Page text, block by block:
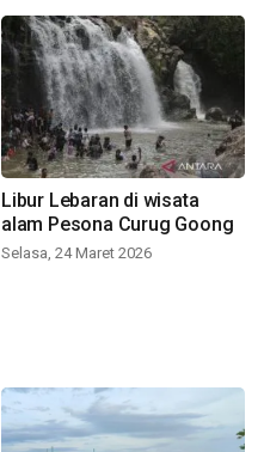
Libur Lebaran di wisata
alam Pesona Curug Goong
Selasa, 24 Maret 2026